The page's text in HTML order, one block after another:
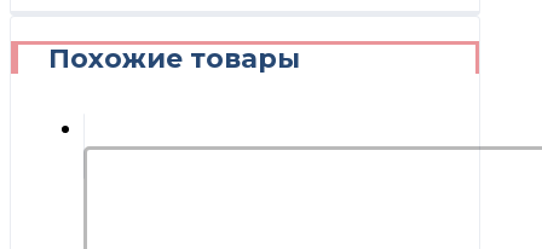
Похожие товары